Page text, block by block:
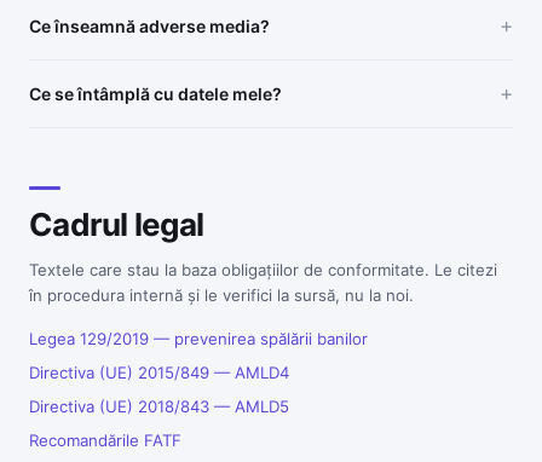
Ce înseamnă adverse media?
Ce se întâmplă cu datele mele?
Cadrul legal
Textele care stau la baza obligațiilor de conformitate. Le citezi
în procedura internă și le verifici la sursă, nu la noi.
Legea 129/2019 — prevenirea spălării banilor
Directiva (UE) 2015/849 — AMLD4
Directiva (UE) 2018/843 — AMLD5
Recomandările FATF